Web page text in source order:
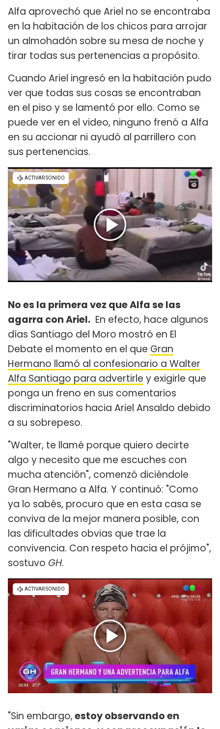
Alfa aprovechó que Ariel no se encontraba
en la habitación de los chicos para arrojar
un almohadón sobre su mesa de noche y
tirar todas sus pertenencias a propósito.
Cuando Ariel ingresó en la habitación pudo
ver que todas sus cosas se encontraban
en el piso y se lamentó por ello. Como se
puede ver en el video, ninguno frenó a Alfa
en su accionar ni ayudó al parrillero con
sus pertenencias.
No es la primera vez que Alfa se las
agarra con Ariel. En efecto, hace algunos
días Santiago del Moro mostró en El
Debate el momento en el que Gran
Hermano llamó al confesionario a Walter
Alfa Santiago para advertirle y exigirle que
ponga un freno en sus comentarios
discriminatorios hacia Ariel Ansaldo debido
a su sobrepeso.
"Walter, te llamé porque quiero decirte
algo y necesito que me escuches con
mucha atención", comenzó diciéndole
Gran Hermano a Alfa. Y continuó: "Como
ya lo sabés, procuro que en esta casa se
conviva de la mejor manera posible, con
las dificultades obvias que trae la
convivencia. Con respeto hacia el prójimo",
sostuvo GH.
"Sin embargo,estoy observando en